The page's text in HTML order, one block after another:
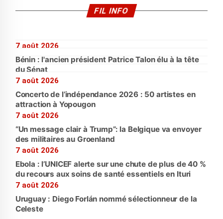
FIL INFO
7 août 2026
Bénin : l'ancien président Patrice Talon élu à la tête
du Sénat
7 août 2026
Concerto de l’indépendance 2026 : 50 artistes en
attraction à Yopougon
7 août 2026
“Un message clair à Trump”: la Belgique va envoyer
des militaires au Groenland
7 août 2026
Ebola : l’UNICEF alerte sur une chute de plus de 40 %
du recours aux soins de santé essentiels en Ituri
7 août 2026
Uruguay : Diego Forlán nommé sélectionneur de la
Celeste